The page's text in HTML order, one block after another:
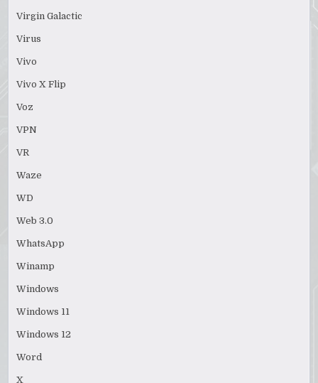
Virgin Galactic
Virus
Vivo
Vivo X Flip
Voz
VPN
VR
Waze
WD
Web 3.0
WhatsApp
Winamp
Windows
Windows 11
Windows 12
Word
X